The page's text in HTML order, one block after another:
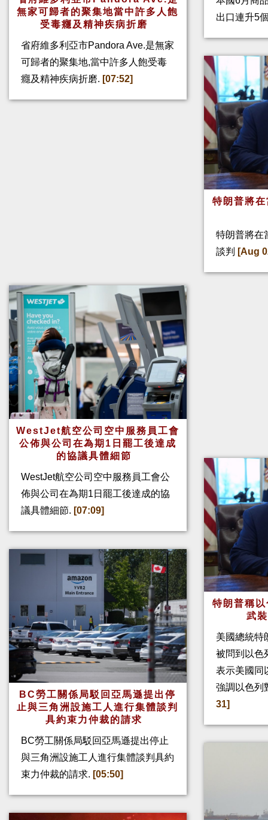
無家可歸者的聚集地當中許多人飽
受毒癮及精神疾病折磨
省府維多利亞市Pandora Ave.是無家
可歸者的聚集地,當中許多人飽受毒
癮及精神疾病折磨. [07:52]
WestJet航空公司空中服務員工會
公佈與公司在為期1日罷工後達成
的協議具體細節
WestJet航空公司空中服務員工會公
佈與公司在為期1日罷工後達成的協
議具體細節. [07:09]
BC勞工關係局駁回亞馬遜提出停
止與三角洲設施工人進行集體談判
具約束力仲裁的請求
BC勞工關係局駁回亞馬遜提出停止
與三角洲設施工人進行集體談判具約
束力仲裁的請求. [05:50]
出口連升5
特朗普將
特朗普將在
談判
[Aug
特朗普稱
武
美國總統特
被問到以色
表示美國同
強調以色列
31]